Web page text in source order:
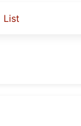
List